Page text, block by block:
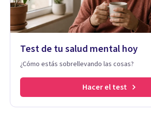
Test de tu salud mental hoy
¿Cómo estás sobrellevando las cosas?
Hacer el test